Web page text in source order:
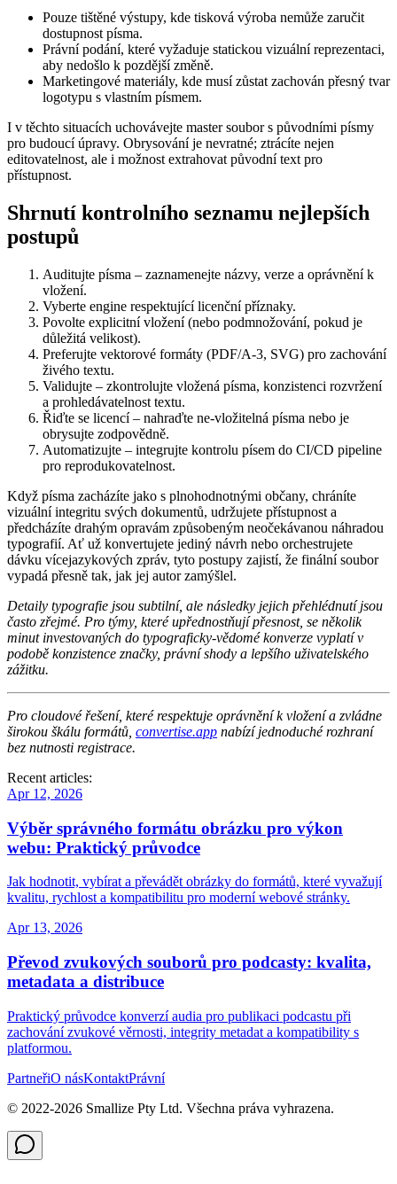
Pouze tištěné výstupy, kde tisková výroba nemůže zaručit
dostupnost písma.
Právní podání, které vyžaduje statickou vizuální reprezentaci,
aby nedošlo k pozdější změně.
Marketingové materiály, kde musí zůstat zachován přesný tvar
logotypu s vlastním písmem.
I v těchto situacích uchovávejte master soubor s původními písmy
pro budoucí úpravy. Obrysování je nevratné; ztrácíte nejen
editovatelnost, ale i možnost extrahovat původní text pro
přístupnost.
Shrnutí kontrolního seznamu nejlepších
postupů
Auditujte písma – zaznamenejte názvy, verze a oprávnění k
vložení.
Vyberte engine respektující licenční příznaky.
Povolte explicitní vložení(nebo podmnožování, pokud je
důležitá velikost).
Preferujte vektorové formáty (PDF/A‑3, SVG) pro zachování
živého textu.
Validujte – zkontrolujte vložená písma, konzistenci rozvržení
a prohledávatelnost textu.
Řiďte se licencí– nahraďte ne‑vložitelná písma nebo je
obrysujte zodpovědně.
Automatizujte – integrujte kontrolu písem do CI/CD pipeline
pro reprodukovatelnost.
Když písma zacházíte jako s plnohodnotnými občany, chráníte
vizuální integritu svých dokumentů, udržujete přístupnost a
předcházíte drahým opravám způsobeným neočekávanou náhradou
typografií. Ať už konvertujete jediný návrh nebo orchestrujete
dávku vícejazykových zpráv, tyto postupy zajistí, že finální soubor
vypadá přesně tak, jak jej autor zamýšlel.
Detaily typografie jsou subtilní, ale následky jejich přehlédnutí jsou
často zřejmé. Pro týmy, které upřednostňují přesnost, se několik
minut investovaných do typograficky‑vědomé konverze vyplatí v
podobě konzistence značky, právní shody a lepšího uživatelského
zážitku.
Pro cloudové řešení, které respektuje oprávnění k vložení a zvládne
širokou škálu formátů, convertise.app nabízí jednoduché rozhraní
bez nutnosti registrace.
Recent articles:
Apr 12, 2026
Výběr správného formátu obrázku pro výkon
webu: Praktický průvodce
Jak hodnotit, vybírat a převádět obrázky do formátů, které vyvažují
kvalitu, rychlost a kompatibilitu pro moderní webové stránky.
Apr 13, 2026
Převod zvukových souborů pro podcasty: kvalita,
metadata a distribuce
Praktický průvodce konverzí audia pro publikaci podcastu při
zachování zvukové věrnosti, integrity metadat a kompatibility s
platformou.
PartneřiO násKontaktPrávní
© 2022-2026 Smallize Pty Ltd. Všechna práva vyhrazena.